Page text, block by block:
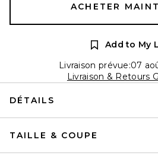
ACHETER
Add to My
Livraison prévue:07
Livraison & Retours
DÉTAILS
TAILLE & COUPE